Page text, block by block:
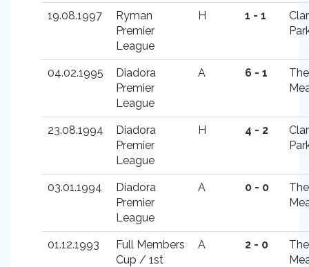
19.08.1997
Ryman
Premier
League
H 1 - 1
04.02.1995
Diadora
Premier
League
A 6 - 1
The
23.08.1994
Diadora
Premier
League
H 4 - 2
03.01.1994
Diadora
Premier
League
A 0 - 0
The
01.12.1993
Full Members
Cup / 1st
A 2 - 0
The